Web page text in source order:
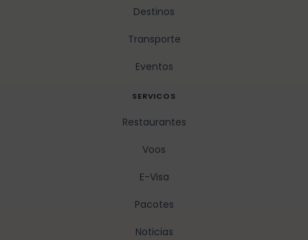
Destinos
Transporte
Eventos
SERVICOS
Restaurantes
Voos
E-Visa
Pacotes
Noticias